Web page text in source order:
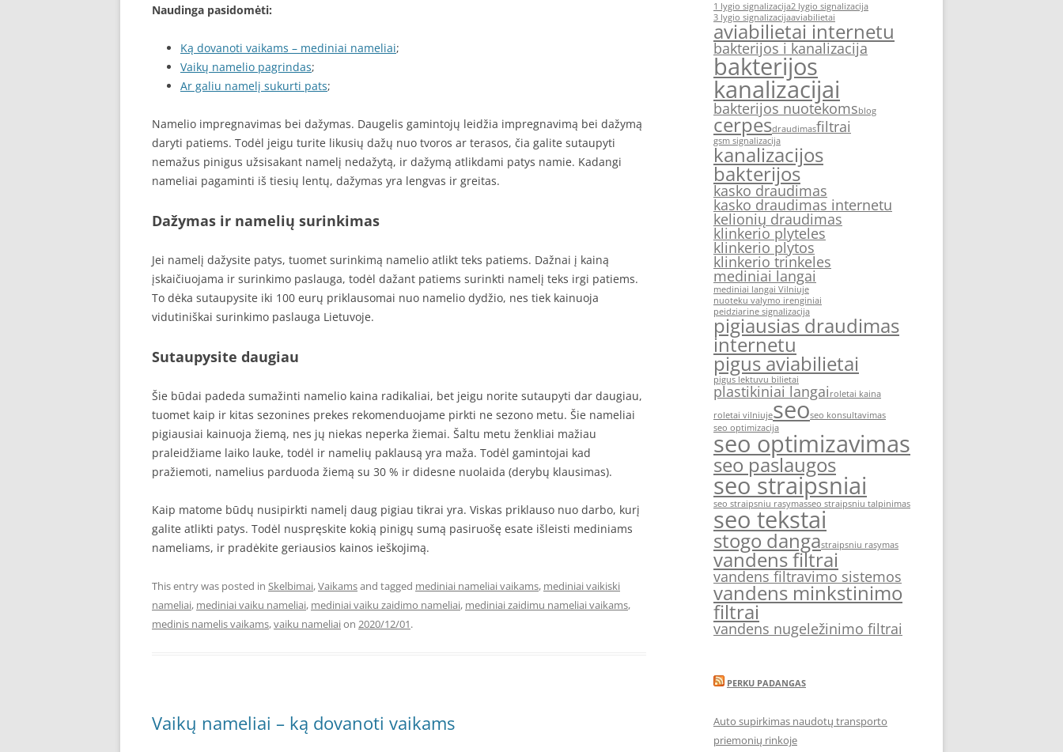
Naudinga pasidomėti:
Ką dovanoti vaikams – mediniai nameliai;
Vaikų namelio pagrindas;
Ar galiu namelį sukurti pats;
Namelio impregnavimas bei dažymas. Daugelis gamintojų leidžia impregnavimą bei dažymą
daryti patiems. Todėl jeigu turite likusių dažų nuo tvoros ar terasos, čia galite sutaupyti
nemažus pinigus užsisakant namelį nedažytą, ir dažymą atlikdami patys namie. Kadangi
nameliai pagaminti iš tiesių lentų, dažymas yra lengvas ir greitas.
Dažymas ir namelių surinkimas
Jei namelį dažysite patys, tuomet surinkimą namelio atlikt teks patiems. Dažnai į kainą
įskaičiuojama ir surinkimo paslauga, todėl dažant patiems surinkti namelį teks irgi patiems.
To dėka sutaupysite iki 100 eurų priklausomai nuo namelio dydžio, nes tiek kainuoja
vidutiniškai surinkimo paslauga Lietuvoje.
Sutaupysite daugiau
Šie būdai padeda sumažinti namelio kaina radikaliai, bet jeigu norite sutaupyti dar daugiau,
tuomet kaip ir kitas sezonines prekes rekomenduojame pirkti ne sezono metu. Šie nameliai
pigiausiai kainuoja žiemą, nes jų niekas neperka žiemai. Šaltu metu ženkliai mažiau
praleidžiame laiko lauke, todėl ir namelių paklausą yra maža. Todėl gamintojai kad
pražiemoti, namelius parduoda žiemą su 30 % ir didesne nuolaida (derybų klausimas).
Kaip matome būdų nusipirkti namelį daug pigiau tikrai yra. Viskas priklauso nuo darbo, kurį
galite atlikti patys. Todėl nuspręskite kokią pinigų sumą pasiruošę esate išleisti mediniams
nameliams, ir pradėkite geriausios kainos ieškojimą.
This entry was posted in Skelbimai,Vaikamsand tagged mediniai nameliai vaikams, mediniai vaikiski
nameliai, mediniai vaiku nameliai, mediniai vaiku zaidimo nameliai, mediniai zaidimu nameliai vaikams,
medinis namelis vaikams,vaiku nameliaion 2020/12/01.
Vaikų nameliai – ką dovanoti vaikams
1 lygio signalizacija2 lygio signalizacija
3 lygio signalizacijaaviabilietai
aviabilietai internetu
bakterijos i kanalizacija
bakterijos
kanalizacijai
bakterijos nuotekomsblog
cerpesdraudimasfiltrai
gsm signalizacija
kanalizacijos
bakterijos
kasko draudimas
kasko draudimas internetu
kelionių draudimas
klinkerio plyteles
klinkerio plytos
klinkerio trinkeles
mediniai langai
mediniai langai Vilniuje
nuoteku valymo irenginiai
peidziarine signalizacija
pigiausias draudimas
internetu
pigus aviabilietai
pigus lektuvu bilietai
plastikiniai langai roletai kaina
roletai vilniujeseoseo konsultavimas
seo optimizacija
seo optimizavimas
seo paslaugos
seo straipsniai
seo straipsniu rasymasseo straipsniu talpinimas
seo tekstai
stogo dangastraipsniu rasymas
vandens filtrai
vandens filtravimo sistemos
vandens minkstinimo
filtrai
vandens nugeležinimo filtrai
PERKU PADANGAS
Auto supirkimas naudotų transporto
priemonių rinkoje